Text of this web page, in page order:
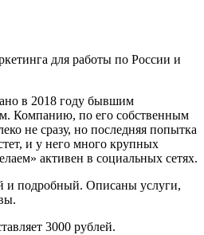
в 2018 году бывшим
Компанию, по его собственным
не сразу, но последняя попытка
и у него много крупных
активен в социальных сетях.
и подробный. Описаны услуги,
3000 рублей.